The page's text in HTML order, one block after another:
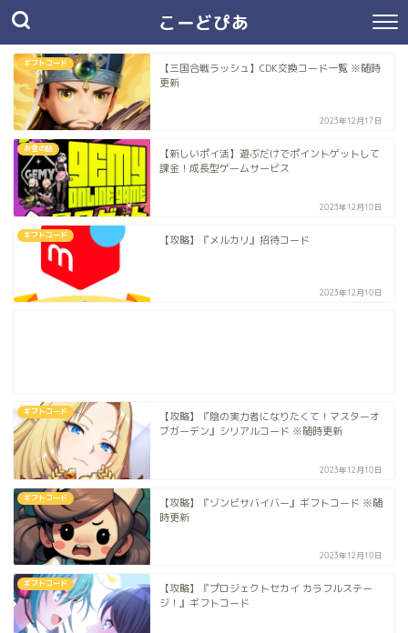
こーどぴあ
ギフトコード
【三国合戦ラッシュ】CDK交換コード一覧 ※随時
更新
2023年12月17日
お金の話
【新しいポイ活】遊ぶだけでポイントゲットして
課金！成長型ゲームサービス
2023年12月10日
ギフトコード 【攻略】『メルカリ』招待コード
2023年12月10日
ギフトコード
【攻略】『陰の実力者になりたくて！マスターオ
ブガーデン』シリアルコード ※随時更新
2023年12月10日
ギフトコード
【攻略】『ゾンビサバイバー』ギフトコード ※随
時更新
2023年12月10日
ギフトコード
【攻略】『プロジェクトセカイ カラフルステー
ジ！』ギフトコード